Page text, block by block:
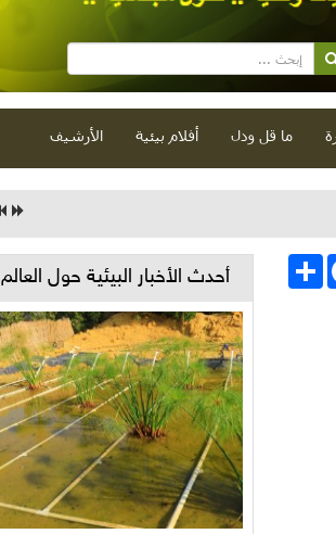
ما قل ودل أفلام بيئية الأرشيف
انشر
أحدث الأخبار البيئية حول العالم